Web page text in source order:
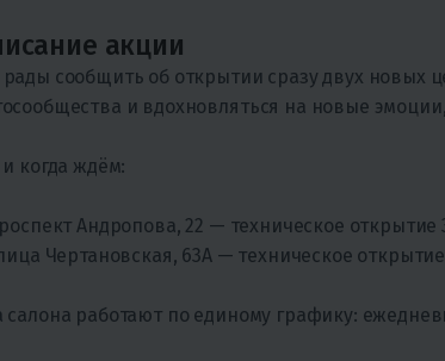
акции
сообщить об открытии сразу двух новых
и вдохновляться на новые
и когда ждём:
Андропова, 22 — техническое открытие
Чертановская, 63А — техническое
салона работают по единому графику: